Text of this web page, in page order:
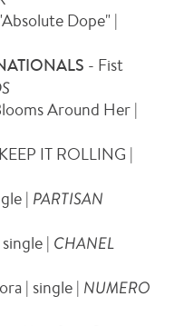
Dope" |
- Fist
Around Her |
IT ROLLING |
| PARTISAN
| CHANEL
| single | NUMERO